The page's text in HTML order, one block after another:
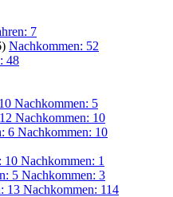
7
Nachkommen: 52
48
Nachkommen: 5
Nachkommen: 10
6 Nachkommen: 10
10 Nachkommen: 1
5 Nachkommen: 3
13 Nachkommen: 114